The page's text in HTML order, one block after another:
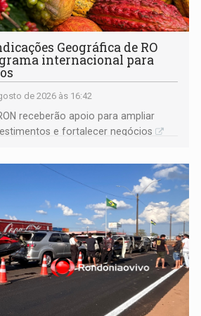
Geográfica de RO
internacional para
de 2026 às 16:42
receberão apoio para ampliar
e fortalecer negócios